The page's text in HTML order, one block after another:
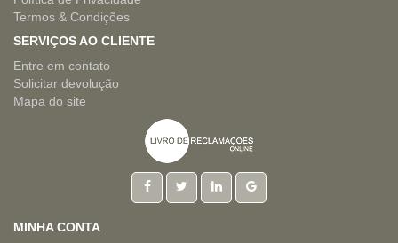
Termos & Condições
SERVIÇOS AO CLIENTE
Entre em contato
Solicitar devolução
Mapa do site
MINHA CONTA